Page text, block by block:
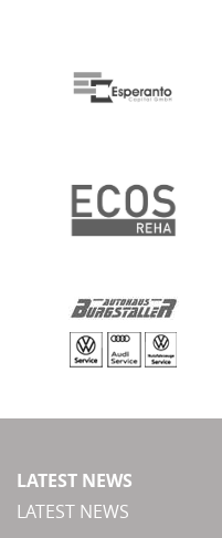
LATEST NEWS
LATEST NEWS